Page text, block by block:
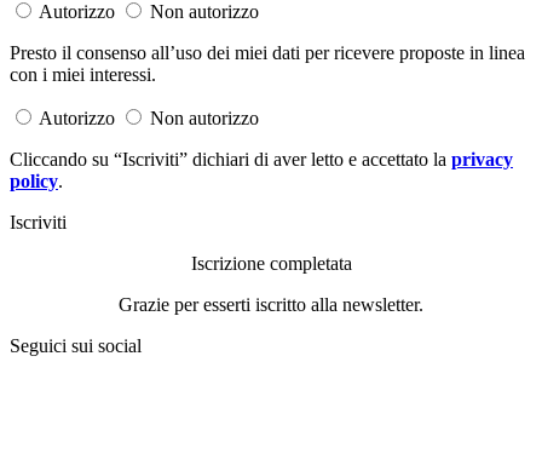
Autorizzo
Non autorizzo
Presto il consenso all’uso dei miei dati per ricevere proposte in linea
con i miei interessi.
Autorizzo
Non autorizzo
Cliccando su “Iscriviti” dichiari di aver letto e accettato la privacy
policy.
Iscriviti
Iscrizione completata
Grazie per esserti iscritto alla newsletter.
Seguici sui social